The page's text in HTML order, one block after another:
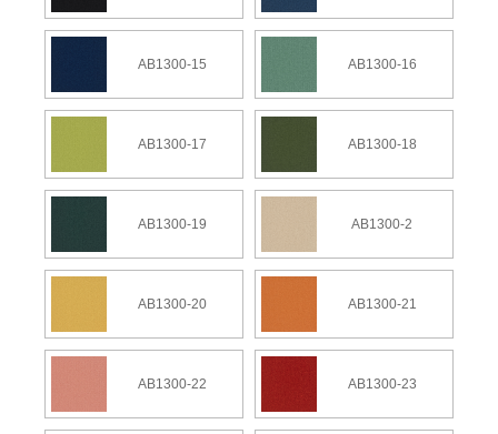
AB1300-15 AB1300-16
AB1300-17 AB1300-18
AB1300-19 AB1300-2
AB1300-20 AB1300-21
AB1300-22 AB1300-23